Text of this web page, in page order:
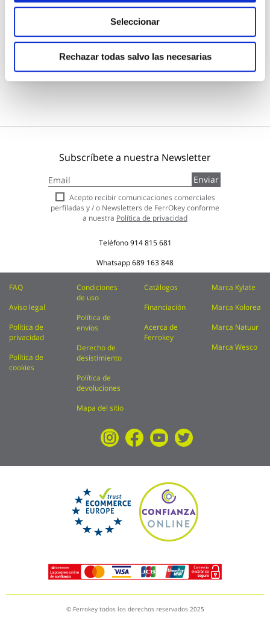
Seleccionar
Rechazar todas salvo las necesarias
18,95 €
Añadir al carrito
Subscríbete a nuestra Newsletter
a
nuestro
boletín
de
Enviar
Acepto recibir comunicaciones comerciales
perfiladas y / o Newsletters de FerrOkey conforme
a nuestra Política de privacidad
Teléfono914 815 681
Whatsapp689 163 848
FAQ
Aviso legal
Política de
privacidad
Política de
cookies
Condiciones
de uso
Política de
envíos
Derecho de
desistimiento
Política de
devoluciones
Mapa del sitio
Catálogos
Financiación
Acerca de
Ferrokey
Marca Kylate
Marca Kolorea
Marca Natuur
Marca Wesco
© Ferrokey todos los derechos reservados 2025